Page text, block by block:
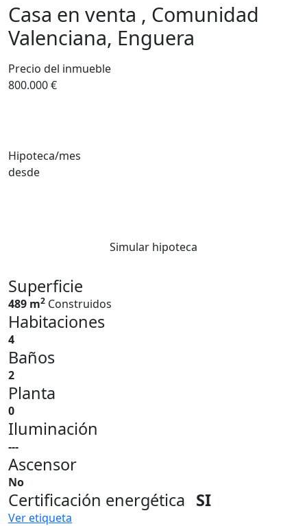
Casa en venta , Comunidad
Valenciana, Enguera
Precio del inmueble
800.000 €
Hipoteca/mes
desde
Simular hipoteca
Superficie
489 m2 Construidos
Habitaciones
4
Baños
2
Planta
0
Iluminación
---
Ascensor
No
Certificación energética SI
Ver etiqueta